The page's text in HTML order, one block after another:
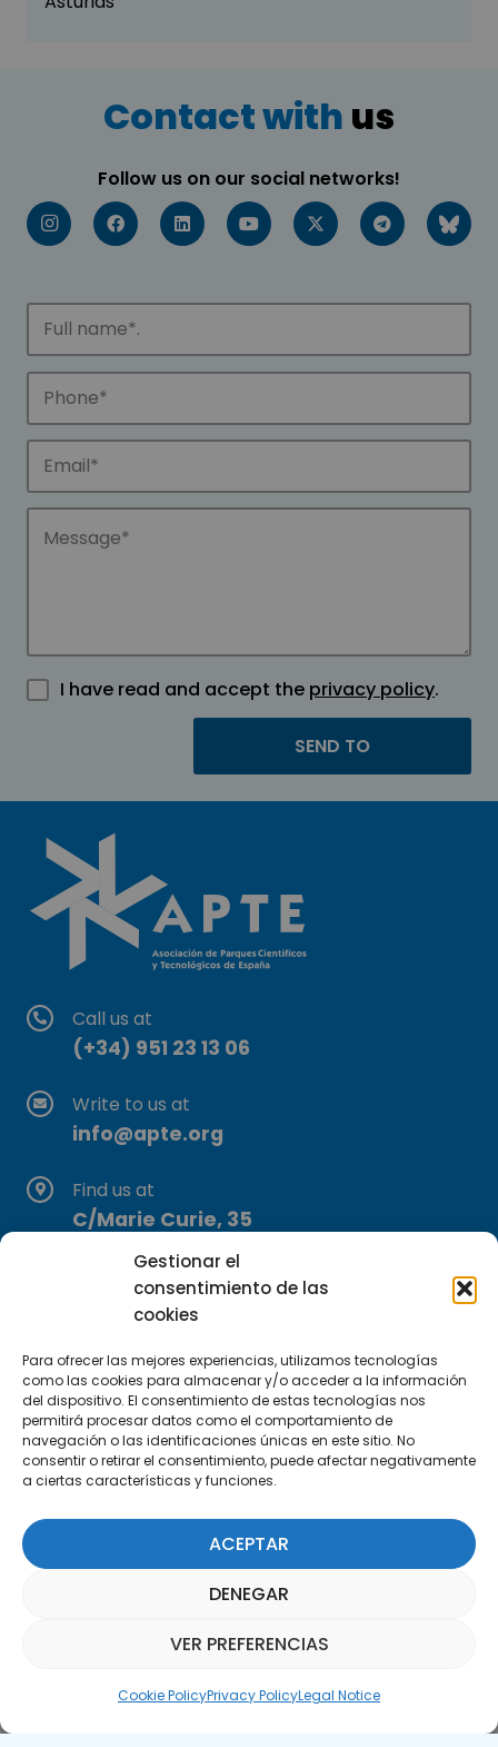
Gestionar el
consentimiento de las
cookies
Para ofrecer las mejores experiencias, utilizamos tecnologías
como las cookies para almacenar y/o acceder a la información
del dispositivo. El consentimiento de estas tecnologías nos
permitirá procesar datos como el comportamiento de
navegación o las identificaciones únicas en este sitio. No
consentir o retirar el consentimiento, puede afectar negativamente
a ciertas características y funciones.
ACEPTAR
DENEGAR
VER PREFERENCIAS
Cookie PolicyPrivacy PolicyLegal Notice
Contact with us
Follow us on our social networks!
I have read and accept the privacy policy.
Call us at
(+34) 951 23 13 06
Write to us at
info@apte.org
Find us at
C/Marie Curie, 35
29590 Campanillas, Málaga
Subscribe to our Newsletter
SUBSCRIBE HERE